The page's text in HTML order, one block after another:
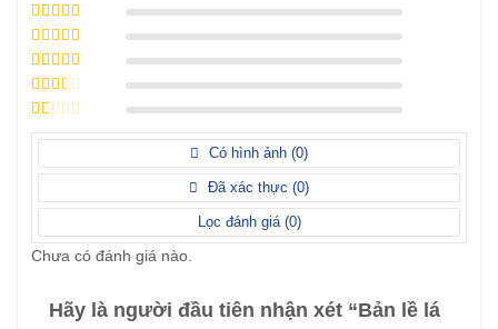
Được xếp
hạng55 sao
Được xếp
hạng45
sao
Được
xếp
hạng3
5 sao
Được
hạng
sao
Được
hạng
1
sao
Có hình ảnh (0)
Đã xác thực (0)
Lọc đánh giá (0)
Chưa có đánh giá nào.
Hãy là người đầu tiên nhận xét “Bản lề lá